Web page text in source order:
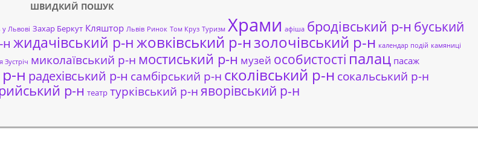
ШВИДКИЙ ПОШУК
Львові Захар Беркут Кляштор Львів Ринок Том Круз Туризм Храми афіша бродівський р-н буський
жидачівський р-нжовківський р-нзолочівський р-н календар подій камяниці
Зустріч миколаївський р-н мостиський р-н музей особистості палац пасаж
н радехівський р-н самбірський р-н сколівський р-н сокальський р-н
р-н театр турківський р-н яворівський р-н